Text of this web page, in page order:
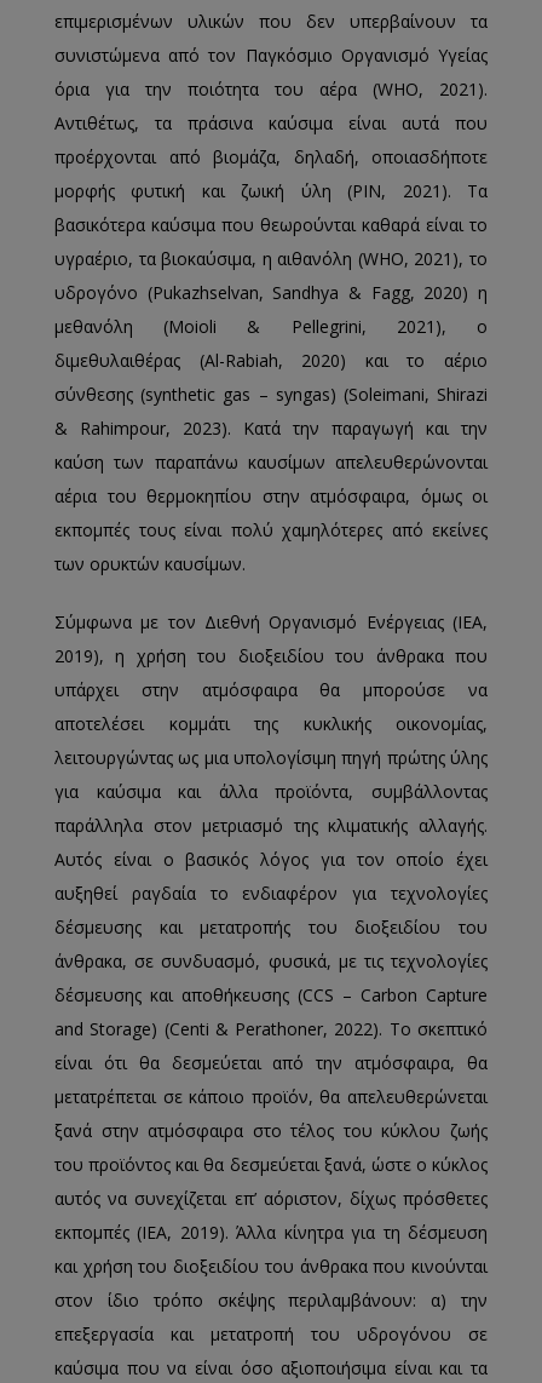
επιμερισμένων υλικών που δεν υπερβαίνουν τα
συνιστώμενα από τον Παγκόσμιο Οργανισμό Υγείας
όρια για την ποιότητα του αέρα (WHO, 2021).
Αντιθέτως, τα πράσινα καύσιμα είναι αυτά που
προέρχονται από βιομάζα, δηλαδή, οποιασδήποτε
μορφής φυτική και ζωική ύλη (PIN, 2021). Τα
βασικότερα καύσιμα που θεωρούνται καθαρά είναι το
υγραέριο, τα βιοκαύσιμα, η αιθανόλη (WHO, 2021), το
υδρογόνο (Pukazhselvan, Sandhya & Fagg, 2020) η
μεθανόλη (Moioli & Pellegrini, 2021), ο
διμεθυλαιθέρας (Al-Rabiah, 2020) και το αέριο
σύνθεσης (synthetic gas – syngas) (Soleimani, Shirazi
& Rahimpour, 2023). Κατά την παραγωγή και την
καύση των παραπάνω καυσίμων απελευθερώνονται
αέρια του θερμοκηπίου στην ατμόσφαιρα, όμως οι
εκπομπές τους είναι πολύ χαμηλότερες από εκείνες
των ορυκτών καυσίμων.
Σύμφωνα με τον Διεθνή Οργανισμό Ενέργειας (IEA,
2019), η χρήση του διοξειδίου του άνθρακα που
υπάρχει στην ατμόσφαιρα θα μπορούσε να
αποτελέσει κομμάτι της κυκλικής οικονομίας,
λειτουργώντας ως μια υπολογίσιμη πηγή πρώτης ύλης
για καύσιμα και άλλα προϊόντα, συμβάλλοντας
παράλληλα στον μετριασμό της κλιματικής αλλαγής.
Αυτός είναι ο βασικός λόγος για τον οποίο έχει
αυξηθεί ραγδαία το ενδιαφέρον για τεχνολογίες
δέσμευσης και μετατροπής του διοξειδίου του
άνθρακα, σε συνδυασμό, φυσικά, με τις τεχνολογίες
δέσμευσης και αποθήκευσης (CCS – Carbon Capture
and Storage) (Centi & Perathoner, 2022). Το σκεπτικό
είναι ότι θα δεσμεύεται από την ατμόσφαιρα, θα
μετατρέπεται σε κάποιο προϊόν, θα απελευθερώνεται
ξανά στην ατμόσφαιρα στο τέλος του κύκλου ζωής
του προϊόντος και θα δεσμεύεται ξανά, ώστε ο κύκλος
αυτός να συνεχίζεται επ’ αόριστον, δίχως πρόσθετες
εκπομπές (IEA, 2019). Άλλα κίνητρα για τη δέσμευση
και χρήση του διοξειδίου του άνθρακα που κινούνται
στον ίδιο τρόπο σκέψης περιλαμβάνουν: α) την
επεξεργασία και μετατροπή του υδρογόνου σε
καύσιμα που να είναι όσο αξιοποιήσιμα είναι και τα